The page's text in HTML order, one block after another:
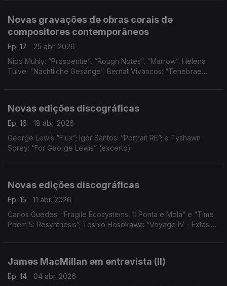
Novas gravações de obras corais de
compositores contemporâneos
Ep. 17
25 abr. 2026
Nico Muhly: “Prosperitie”, “Rough Notes”, “Marrow”; Helena
Tulve: "Nächtliche Gesänge”; Bernat Vivancos: “Tenebrae
Novas edições discográficas
Ep. 16
18 abr. 2026
George Lewis “Flux”; Igor Santos: “Portrait RE”; e Tyshawn
Sorey: “For George Lewis” (excerto)
Novas edições discográficas
Ep. 15
11 abr. 2026
Carlos Guedes: “Fragile Ecosystems, 1: Ponta e Mola” e “Time
Poem 5: Resynthesis”; Toshio Hosokawa: “Voyage IV - Extasis”;
James MacMillan em entrevista (II)
Ep. 14
04 abr. 2026